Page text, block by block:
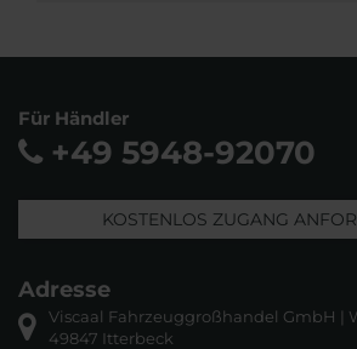
Für Händler
+49 5948-92070
KOSTENLOS ZUGANG
Adresse
Viscaal Fahrzeuggroßhandel GmbH |
49847 Itterbeck